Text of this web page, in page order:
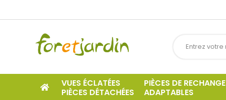
VUES ÉCLATÉES
PIÈCES DÉTACHÉES
PIÈCES DE RECHANGE
ADAPTABLES